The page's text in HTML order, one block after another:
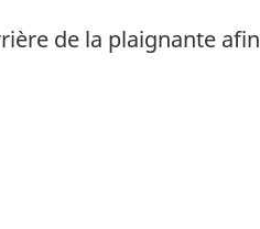
de la plaignante afin